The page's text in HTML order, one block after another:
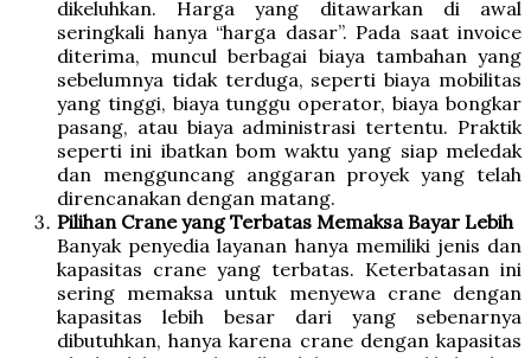
dikeluhkan. Harga yang ditawarkan di awal
seringkali hanya “harga dasar”. Pada saat invoice
diterima, muncul berbagai biaya tambahan yang
sebelumnya tidak terduga, seperti biaya mobilitas
yang tinggi, biaya tunggu operator, biaya bongkar
pasang, atau biaya administrasi tertentu. Praktik
seperti ini ibatkan bom waktu yang siap meledak
dan mengguncang anggaran proyek yang telah
direncanakan dengan matang.
Pilihan Crane yang Terbatas Memaksa Bayar Lebih
Banyak penyedia layanan hanya memiliki jenis dan
kapasitas crane yang terbatas. Keterbatasan ini
sering memaksa untuk menyewa crane dengan
kapasitas lebih besar dari yang sebenarnya
dibutuhkan, hanya karena crane dengan kapasitas